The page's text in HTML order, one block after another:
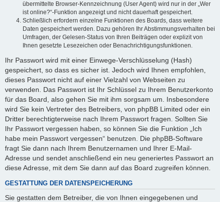
übermittelte Browser-Kennzeichnung (User Agent) wird nur in der „Wer
ist online?“-Funktion angezeigt und nicht dauerhaft gespeichert.
Schließlich erfordern einzelne Funktionen des Boards, dass weitere
Daten gespeichert werden. Dazu gehören Ihr Abstimmungsverhalten bei
Umfragen, der Gelesen-Status von Ihren Beiträgen oder explizit von
Ihnen gesetzte Lesezeichen oder Benachrichtigungsfunktionen.
Ihr Passwort wird mit einer Einwege-Verschlüsselung (Hash)
gespeichert, so dass es sicher ist. Jedoch wird Ihnen empfohlen,
dieses Passwort nicht auf einer Vielzahl von Webseiten zu
verwenden. Das Passwort ist Ihr Schlüssel zu Ihrem Benutzerkonto
für das Board, also gehen Sie mit ihm sorgsam um. Insbesondere
wird Sie kein Vertreter des Betreibers, von phpBB Limited oder ein
Dritter berechtigterweise nach Ihrem Passwort fragen. Sollten Sie
Ihr Passwort vergessen haben, so können Sie die Funktion „Ich
habe mein Passwort vergessen“ benutzen. Die phpBB-Software
fragt Sie dann nach Ihrem Benutzernamen und Ihrer E-Mail-
Adresse und sendet anschließend ein neu generiertes Passwort an
diese Adresse, mit dem Sie dann auf das Board zugreifen können.
GESTATTUNG DER DATENSPEICHERUNG
Sie gestatten dem Betreiber, die von Ihnen eingegebenen und